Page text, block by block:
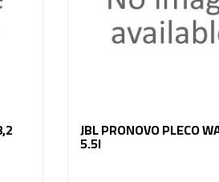
JBL PRONOVO PLECO
5.5l